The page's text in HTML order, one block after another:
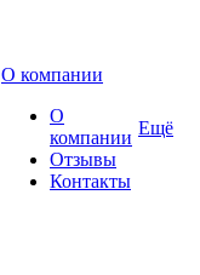
О компании
О
компании
Отзывы
Контакты
Ещё